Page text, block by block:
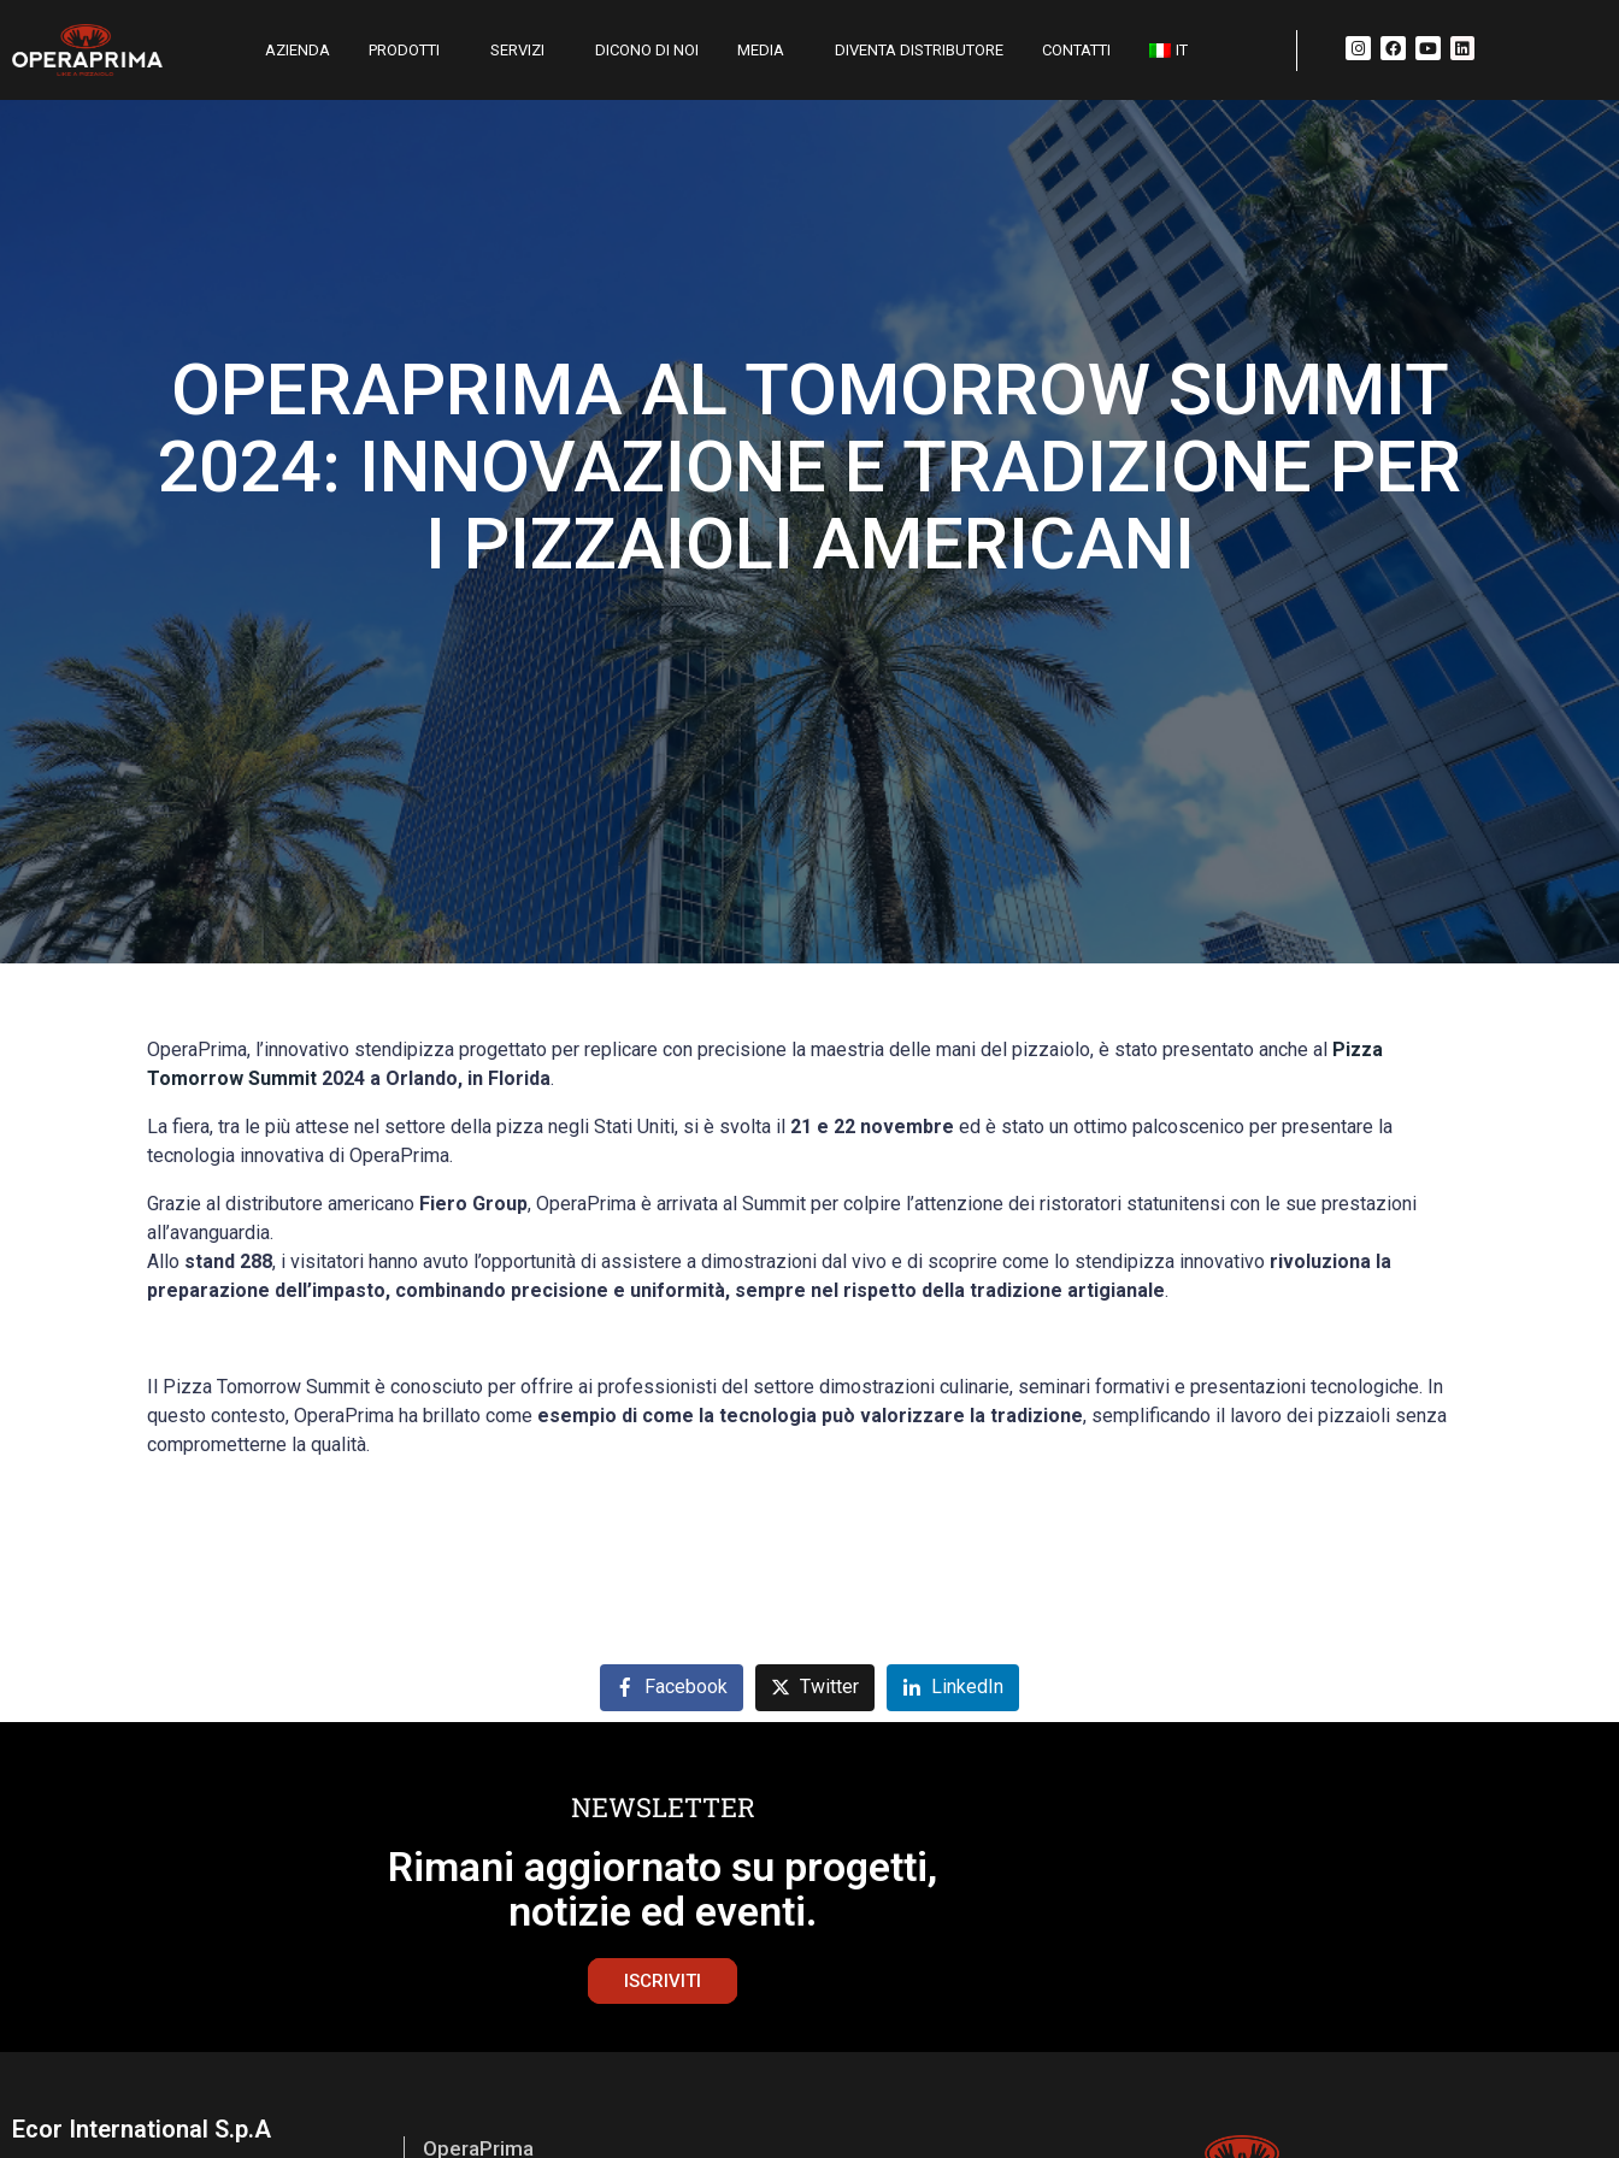
AZIENDA PRODOTTI SERVIZI DICONO DI NOI MEDIA DIVENTA DISTRIBUTORE CONTATTI IT
OPERAPRIMA AL TOMORROW SUMMIT
2024: INNOVAZIONE E TRADIZIONE PER
I PIZZAIOLI AMERICANI
OperaPrima, l’innovativo stendipizza progettato per replicare con precisione la maestria delle mani del pizzaiolo, è stato presentato anche al Pizza
Tomorrow Summit 2024 a Orlando, in Florida.
La fiera, tra le più attese nel settore della pizza negli Stati Uniti, si è svolta il 21 e 22 novembre ed è stato un ottimo palcoscenico per presentare la
tecnologia innovativa di OperaPrima.
Grazie al distributore americano Fiero Group, OperaPrima è arrivata al Summit per colpire l’attenzione dei ristoratori statunitensi con le sue prestazioni
all’avanguardia.
Allo stand 288, i visitatori hanno avuto l’opportunità di assistere a dimostrazioni dal vivo e di scoprire come lo stendipizza innovativo rivoluziona la
preparazione dell’impasto, combinando precisione e uniformità, sempre nel rispetto della tradizione artigianale.
Il Pizza Tomorrow Summit è conosciuto per offrire ai professionisti del settore dimostrazioni culinarie, seminari formativi e presentazioni tecnologiche. In
questo contesto, OperaPrima ha brillato come esempio di come la tecnologia può valorizzare la tradizione, semplificando il lavoro dei pizzaioli senza
comprometterne la qualità.
Facebook Twitter LinkedIn
NEWSLETTER
Rimani aggiornato su progetti,
notizie ed eventi.
ISCRIVITI
Ecor International S.p.A
OperaPrima